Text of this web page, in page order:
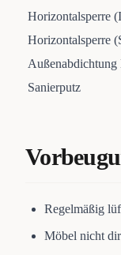
Horizontalsperre
Horizontalsperre
Sanierputz
Regelmäßig
Möbel nicht